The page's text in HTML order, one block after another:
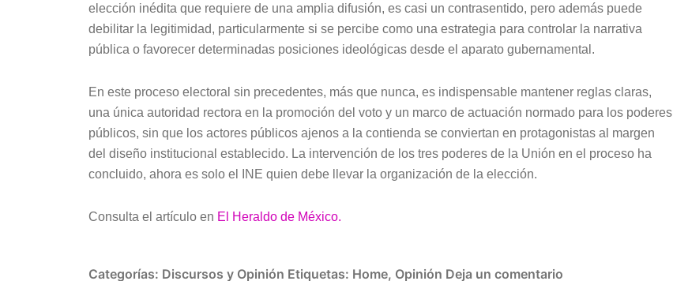
elección inédita que requiere de una amplia difusión, es casi un contrasentido, pero además puede
debilitar la legitimidad, particularmente si se percibe como una estrategia para controlar la narrativa
pública o favorecer determinadas posiciones ideológicas desde el aparato gubernamental.
En este proceso electoral sin precedentes, más que nunca, es indispensable mantener reglas claras,
una única autoridad rectora en la promoción del voto y un marco de actuación normado para los poderes
públicos, sin que los actores públicos ajenos a la contienda se conviertan en protagonistas al margen
del diseño institucional establecido. La intervención de los tres poderes de la Unión en el proceso ha
concluido, ahora es solo el INE quien debe llevar la organización de la elección.
Consulta el artículo en El Heraldo de México.
Categorías: Discursos y Opinión Etiquetas: Home, Opinión Deja un comentario